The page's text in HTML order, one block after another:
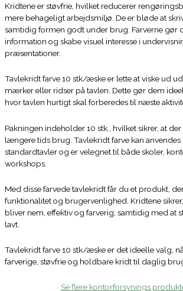
Kridtene er støvfrie, hvilket reducerer
mere behageligt arbejdsmiljø. De er bløde at
samtidig formen godt under brug. Farverne gør
information og skabe visuel interesse i
præsentationer.
Tavlekridt farve 10 stk/æske er lette at viske ud
mærker eller ridser på tavlen. Dette gør dem
hvor tavlen hurtigt skal forberedes til næste
Pakningen indeholder 10 stk., hvilket sikrer, at
længere tids brug. Tavlekridt farve kan anvendes
standardtavler og er velegnet til både skoler,
workshops.
Med disse farvede tavlekridt får du et produkt,
funktionalitet og brugervenlighed. Kridtene
bliver nem, effektiv og farverig, samtidig med at
lavt.
Tavlekridt farve 10 stk/æske er det ideelle valg,
farverige, støvfrie og holdbare kridt til daglig
Se flere kontorforsynings